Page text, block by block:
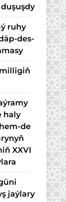
ru­hy
des­
haly
de
XXVI
jaýlary